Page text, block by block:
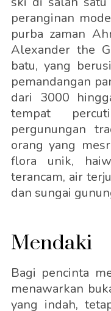
peranginan
purba zaman
Alexander the
batu, yang
pemandangan
dari 3000
tempat
pergunungan
orang yang
flora unik,
terancam, air
dan sungai
Mendaki
Bagi pencinta
menawarkan
yang indah,